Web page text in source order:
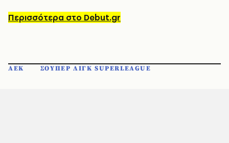
Περισσότερα στο Debut.gr
ΑΕΚ ΣΟΥΠΕΡ ΛΙΓΚ SUPERLEAGUE